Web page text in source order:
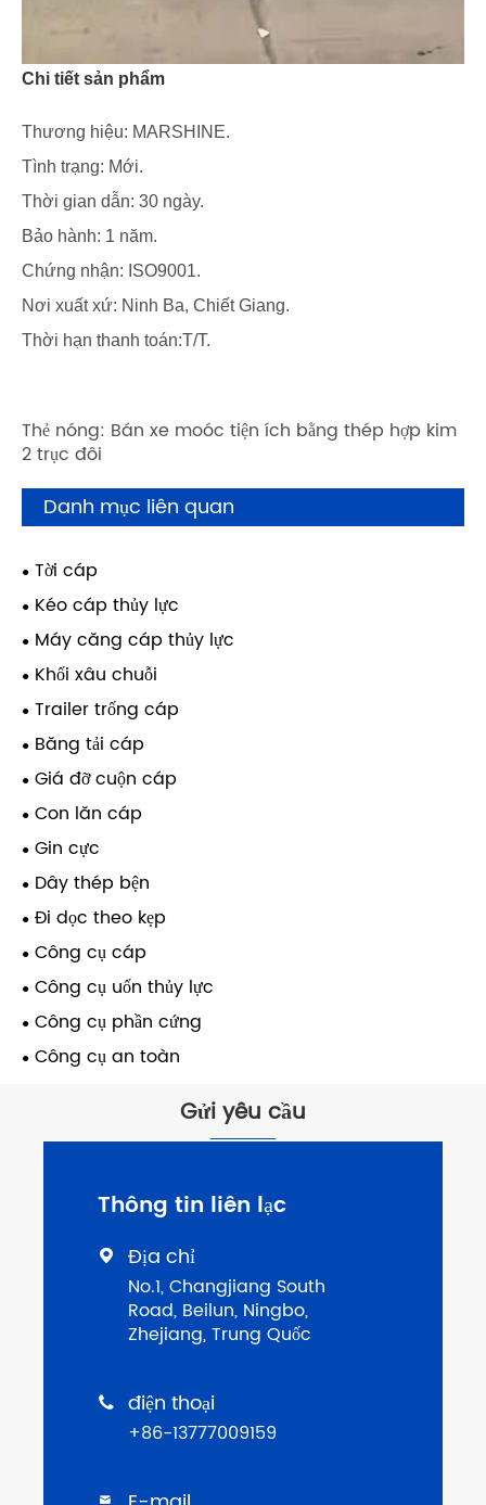
Chi tiết sản phẩm
Thương hiệu: MARSHINE.
Tình trạng: Mới.
Thời gian dẫn: 30 ngày.
Bảo hành: 1 năm.
Chứng nhận: ISO9001.
Nơi xuất xứ: Ninh Ba, Chiết Giang.
Thời hạn thanh toán:T/T.
Thẻ nóng: Bán xe moóc tiện ích bằng thép hợp kim
2 trục đôi
Danh mục liên quan
Tời cáp
Kéo cáp thủy lực
Máy căng cáp thủy lực
Khối xâu chuỗi
Trailer trống cáp
Băng tải cáp
Giá đỡ cuộn cáp
Con lăn cáp
Gin cực
Dây thép bện
Đi dọc theo kẹp
Công cụ cáp
Công cụ uốn thủy lực
Công cụ phần cứng
Công cụ an toàn
Gửi yêu cầu
Thông tin liên lạc
 Địa chỉ
No.1, Changjiang South
Road, Beilun, Ningbo,
Zhejiang, Trung Quốc
 điện thoại
+86-13777009159
